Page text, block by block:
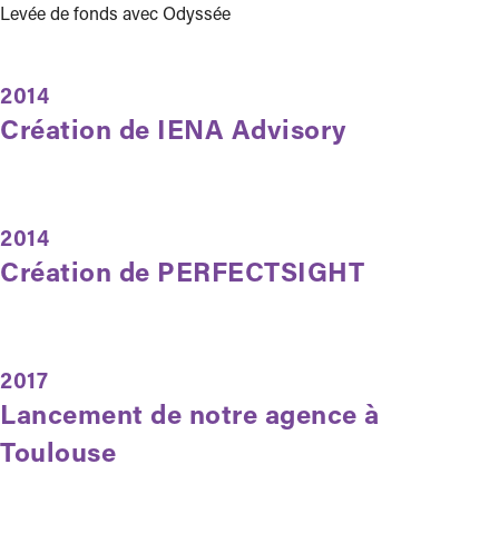
Levée de fonds avec Odyssée
2014
Création de IENA Advisory
2014
Création de PERFECTSIGHT
2017
Lancement de notre agence à
Toulouse